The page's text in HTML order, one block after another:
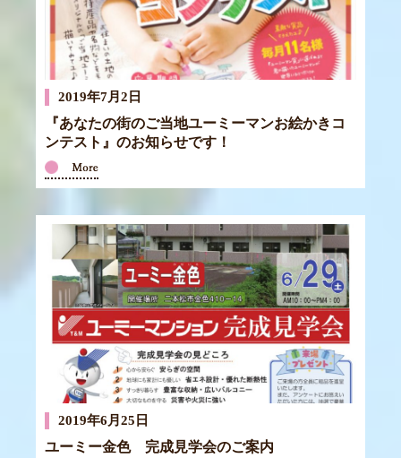
2019年7月2日
『あなたの街のご当地ユーミーマンお絵かきコ
ンテスト』のお知らせです！
2019年6月25日
ユーミー金色 完成見学会のご案内